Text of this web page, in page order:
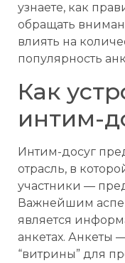
узнаете, как
обращать
влиять на
популярность
Как
интим-
Интим-досуг
отрасль, в
участники —
Важнейшим
является
анкетах. Анкеты
“витрины” для